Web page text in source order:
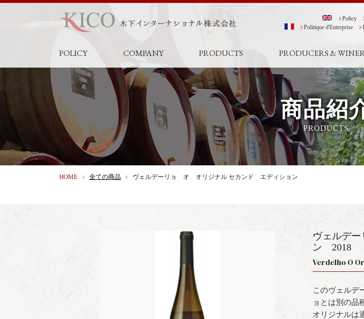
Policy
Politique d'Entreprise
POLICY COMPANY PRODUCTS PRODUCERS &
商品紹
PRODUCTS
HOME 全ての商品 ヴェルデーリョ オ オリジナル セカンド エディション
ヴェルデ
ン 2018
Verdelho O
このヴェルデ
ョとは別の品
オリジナルは